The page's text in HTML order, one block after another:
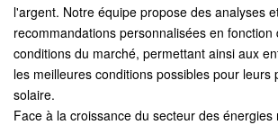
l'argent. Notre équipe propose des analyses
recommandations personnalisées en
conditions du marché, permettant ainsi aux
les meilleures conditions possibles pour leurs
solaire.
Face à la croissance du secteur des